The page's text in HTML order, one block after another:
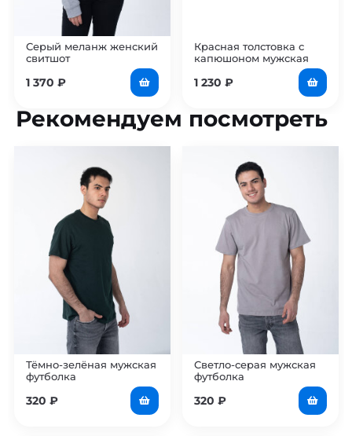
Серый меланж женский
свитшот
1 370 ₽
Красная толстовка с
капюшоном мужская
1 230 ₽
Рекомендуем посмотреть
Тёмно-зелёная мужская
футболка
320 ₽
Светло-серая мужская
футболка
320 ₽